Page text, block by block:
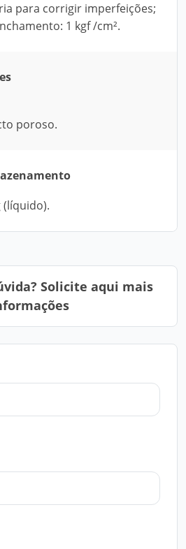
para corrigir imperfeições;
1 kgf /cm².
poroso.
(líquido).
Solicite aqui mais